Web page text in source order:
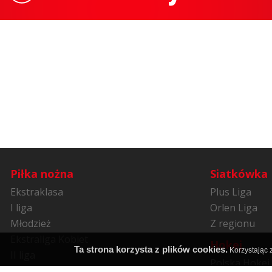
Piłka nożna
Ekstraklasa
I liga
Młodzież
Siatkówka
Plus Liga
Orlen Liga
Z regionu
Hokej
Polska Hokej
Ta strona korzysta z plików cookies. Korzystając